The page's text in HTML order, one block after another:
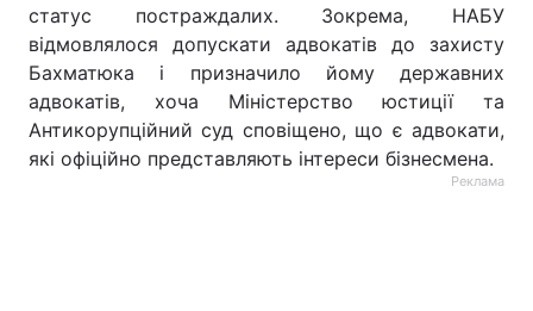
статус постраждалих. Зокрема, НАБУ
відмовлялося допускати адвокатів до захисту
Бахматюка і призначило йому державних
адвокатів, хоча Міністерство юстиції та
Антикорупційний суд сповіщено, що є адвокати,
які офіційно представляють інтереси бізнесмена.
Реклама